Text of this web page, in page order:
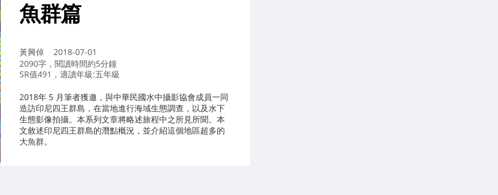
魚群篇
作
者：
黃興倬
2018-07-01
2090字，閱讀時間約5分鐘
SR值491，適讀年級:五年級
2018年 5 月筆者獲邀，與中華民國水中攝影協會成員一同
造訪印尼四王群島，在當地進行海域生態調查，以及水下
生態影像拍攝。本系列文章將略述旅程中之所見所聞。本
文敘述印尼四王群島的潛點概況，並介紹這個地區超多的
大魚群。